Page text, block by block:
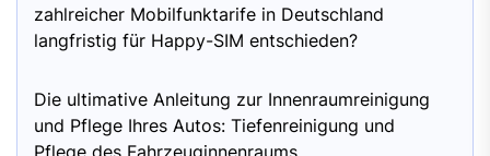
zahlreicher Mobilfunktarife in Deutschland
langfristig für Happy-SIM entschieden?
Die ultimative Anleitung zur Innenraumreinigung
und Pflege Ihres Autos: Tiefenreinigung und
Pflege des Fahrzeuginnenraums